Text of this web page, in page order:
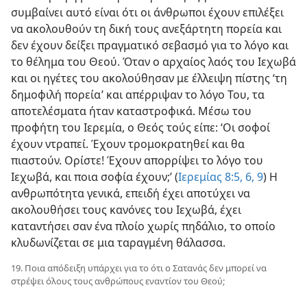
συμβαίνει αυτό είναι ότι οι άνθρωποι έχουν επιλέξει
να ακολουθούν τη δική τους ανεξάρτητη πορεία και
δεν έχουν δείξει πραγματικό σεβασμό για το λόγο και
το θέλημα του Θεού. Όταν ο αρχαίος λαός του Ιεχωβά
και οι ηγέτες του ακολούθησαν με έλλειψη πίστης ‘τη
δημοφιλή πορεία’ και απέρριψαν το λόγο Του, τα
αποτελέσματα ήταν καταστροφικά. Μέσω του
προφήτη του Ιερεμία, ο Θεός τούς είπε: ‘Οι σοφοί
έχουν ντραπεί. Έχουν τρομοκρατηθεί και θα
πιαστούν. Ορίστε! Έχουν απορρίψει το λόγο του
Ιεχωβά, και ποια σοφία έχουν;’ (Ιερεμίας 8:5, 6, 9) Η
ανθρωπότητα γενικά, επειδή έχει αποτύχει να
ακολουθήσει τους κανόνες του Ιεχωβά, έχει
καταντήσει σαν ένα πλοίο χωρίς πηδάλιο, το οποίο
κλυδωνίζεται σε μια ταραγμένη θάλασσα.
19. Ποια απόδειξη υπάρχει για το ότι ο Σατανάς δεν μπορεί να
στρέψει όλους τους ανθρώπους εναντίον του Θεού;